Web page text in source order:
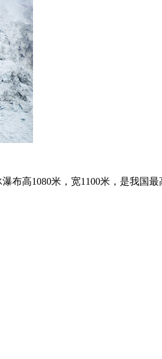
布高1080米，宽1100米，是我国